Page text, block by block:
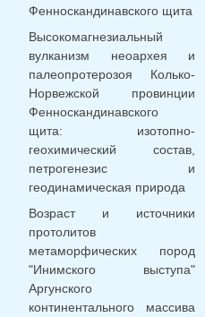
Фенноскандинавского щита
Высокомагнезиальный
вулканизм неоархея и
палеопротерозоя Колько-
Норвежской провинции
Фенноскандинавского
щита: изотопно-
геохимический состав,
петрогенезис и
геодинамическая природа
Возраст и источники
протолитов
метаморфических пород
"Инимского выступа"
Аргунского
континентального массива